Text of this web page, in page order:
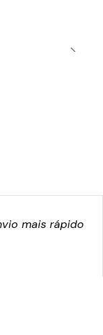
mais rápido